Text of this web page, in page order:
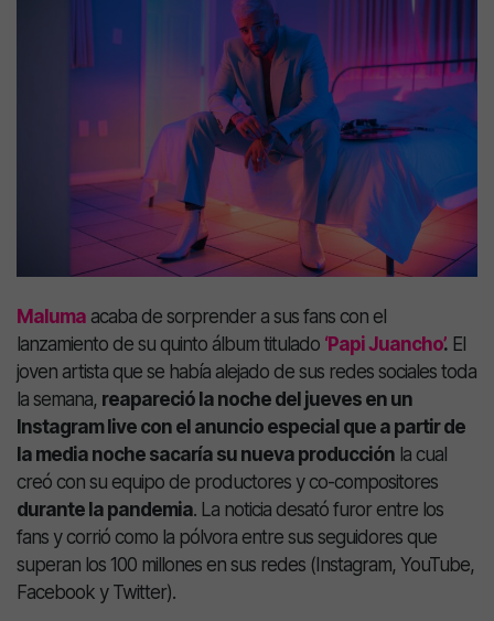
Maluma acaba de sorprender a sus fans con el
lanzamiento de su quinto álbum titulado ‘Papi Juancho’. El
joven artista que se había alejado de sus redes sociales toda
la semana, reapareció la noche del jueves en un
Instagram live con el anuncio especial que a partir de
la media noche sacaría su nueva producción la cual
creó con su equipo de productores y co-compositores
durante la pandemia. La noticia desató furor entre los
fans y corrió como la pólvora entre sus seguidores que
superan los 100 millones en sus redes (Instagram, YouTube,
Facebook y Twitter).